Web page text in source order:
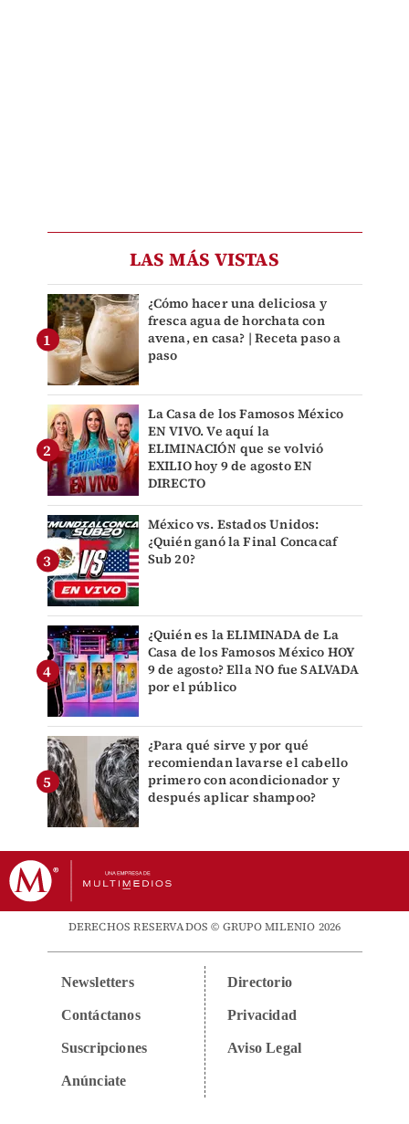
LAS MÁS VISTAS
¿Cómo hacer una deliciosa y
fresca agua de horchata con
avena, en casa? | Receta paso a
paso
La Casa de los Famosos México
EN VIVO. Ve aquí la
ELIMINACIÓN que se volvió
EXILIO hoy 9 de agosto EN
DIRECTO
México vs. Estados Unidos:
¿Quién ganó la Final Concacaf
Sub 20?
¿Quién es la ELIMINADA de La
Casa de los Famosos México HOY
9 de agosto? Ella NO fue SALVADA
por el público
¿Para qué sirve y por qué
recomiendan lavarse el cabello
primero con acondicionador y
después aplicar shampoo?
DERECHOS RESERVADOS © GRUPO MILENIO 2026
Newsletters
Contáctanos
Suscripciones
Anúnciate
Directorio
Privacidad
Aviso Legal